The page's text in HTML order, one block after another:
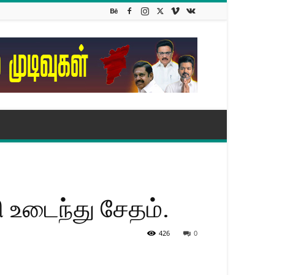
உடைந்து சேதம்.
0
426